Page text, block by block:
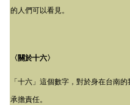
的人們可以看見。
〈關於十六〉
「十六」這個數字，對於身在台南
承擔責任。